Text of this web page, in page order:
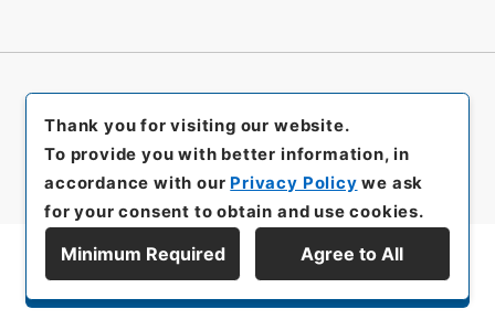
Display Series Hierarchy
Thank you for visiting our website.
To provide you with better information, in
accordance with our Privacy Policy we ask
for your consent to obtain and use cookies.
Minimum Required Agree to All